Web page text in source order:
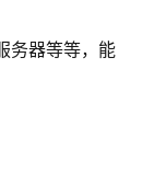
务器等等，能